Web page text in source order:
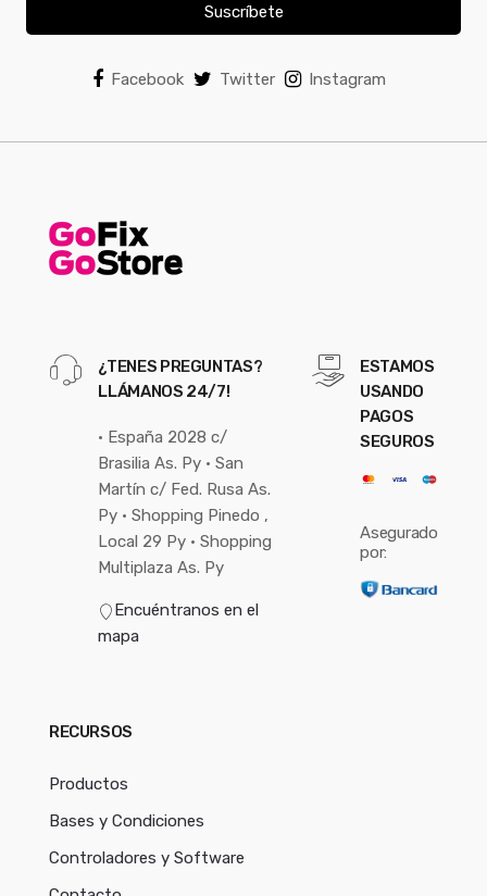
Suscríbete
Facebook Twitter Instagram
¿TENES PREGUNTAS?
LLÁMANOS 24/7!
• España 2028 c/
Brasilia As. Py • San
Martín c/ Fed. Rusa As.
Py • Shopping Pinedo ,
Local 29 Py • Shopping
Multiplaza As. Py
Encuéntranos en el
mapa
ESTAMOS
USANDO
PAGOS
SEGUROS
Asegurado
por:
RECURSOS
Productos
Bases y Condiciones
Controladores y Software